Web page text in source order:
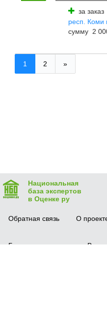
за заказ
респ. Коми
сумму 2
1 2 »
Национальная
база экспертов
в Оценке ру
Обратная связь О
Безопасная сделка